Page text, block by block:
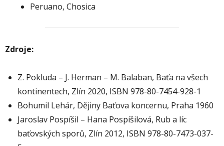
Peruano, Chosica
Zdroje:
Z. Pokluda – J. Herman – M. Balaban, Baťa na všech
kontinentech, Zlín 2020, ISBN 978-80-7454-928-1
Bohumil Lehár, Dějiny Baťova koncernu, Praha 1960
Jaroslav Pospíšil – Hana Pospíšilová, Rub a líc
baťovských sporů, Zlín 2012, ISBN 978-80-7473-037-